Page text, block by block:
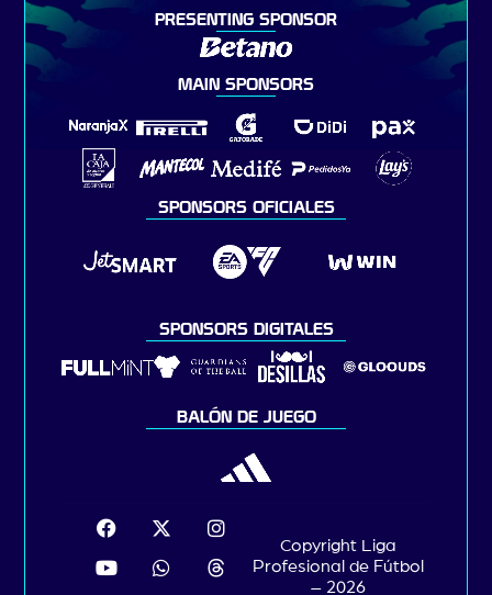
PRESENTING SPONSOR
MAIN SPONSORS
SPONSORS OFICIALES
SPONSORS DIGITALES
BALÓN DE JUEGO
Copyright Liga
Profesional de Fútbol
– 2026